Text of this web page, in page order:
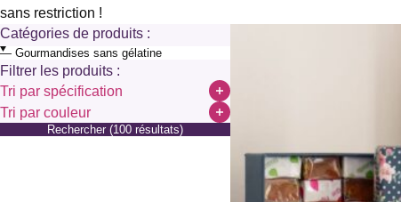
sans restriction !
Catégories de produits :
Filtrer les produits :
Tri par spécification
Sans alcool
Sans colorant
Tri par couleur
Rechercher (100 résultats)